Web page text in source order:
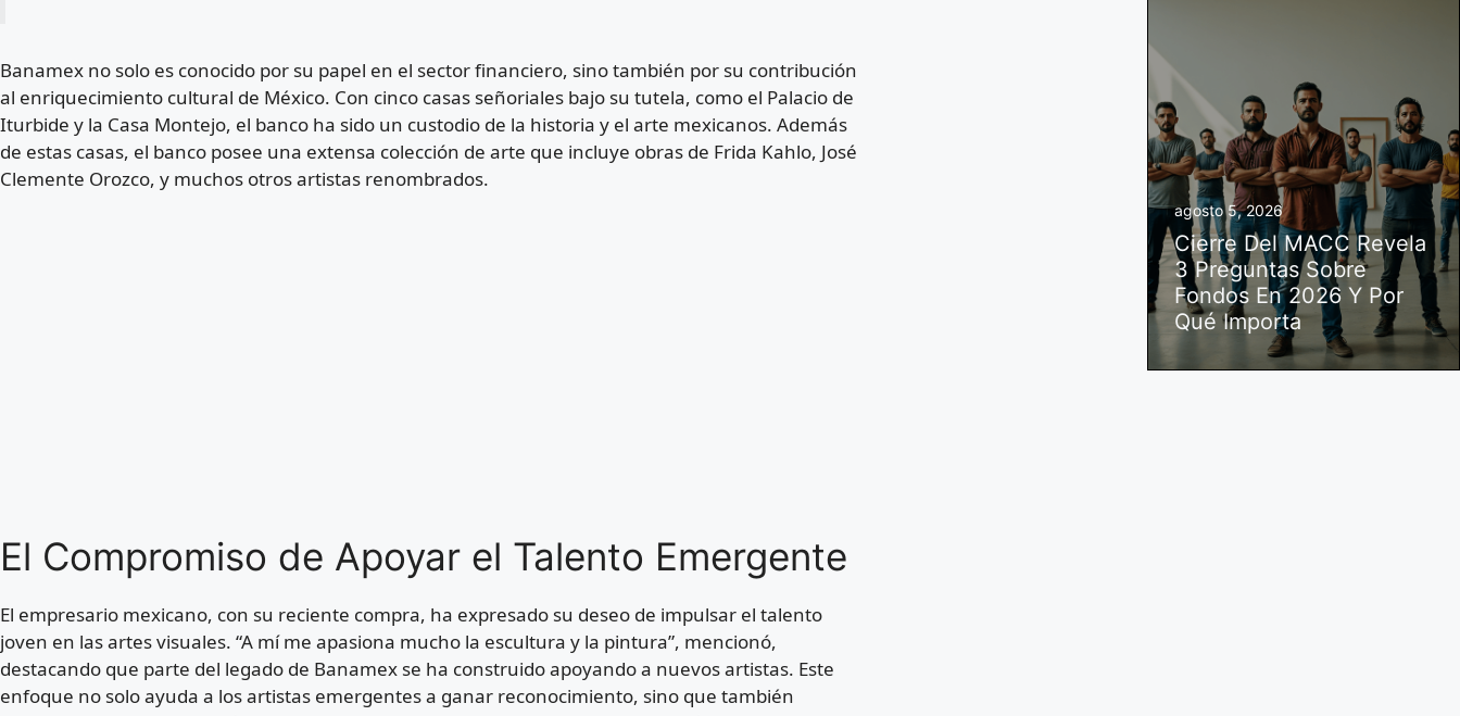
Banamex no solo es conocido por su papel en el sector financiero, sino también por su contribución
al enriquecimiento cultural de México. Con cinco casas señoriales bajo su tutela, como el Palacio de
Iturbide y la Casa Montejo, el banco ha sido un custodio de la historia y el arte mexicanos. Además
de estas casas, el banco posee una extensa colección de arte que incluye obras de Frida Kahlo, José
Clemente Orozco, y muchos otros artistas renombrados.
El Compromiso de Apoyar el Talento Emergente
El empresario mexicano, con su reciente compra, ha expresado su deseo de impulsar el talento
joven en las artes visuales. “A mí me apasiona mucho la escultura y la pintura”, mencionó,
destacando que parte del legado de Banamex se ha construido apoyando a nuevos artistas. Este
enfoque no solo ayuda a los artistas emergentes a ganar reconocimiento, sino que también
agosto 5, 2026
Cierre Del MACC Revela
3 Preguntas Sobre
Fondos En 2026 Y Por
Qué Importa